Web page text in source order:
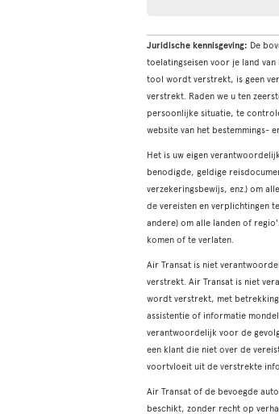
Juridische kennisgeving: De
toelatingseisen voor je land
tool wordt verstrekt, is geen
verstrekt. Raden we u ten
persoonlijke situatie, te
website van het bestemmings-
Het is uw eigen
benodigde, geldige
verzekeringsbewijs, enz.) om
de vereisten en verplichtingen
andere) om alle landen of
komen of te verlaten.
Air Transat is niet
verstrekt. Air Transat is niet
wordt verstrekt, met
assistentie of informatie
verantwoordelijk voor de
een klant die niet over de
voortvloeit uit de verstrekte
Air Transat of de bevoegde
beschikt, zonder recht op